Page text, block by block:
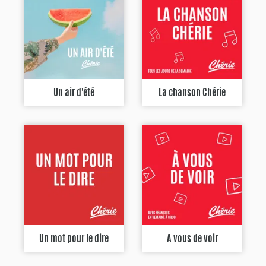
Un air d'été La chanson Chérie
Un mot pour le dire A vous de voir